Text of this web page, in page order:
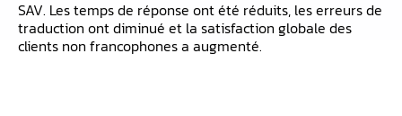
SAV. Les temps de réponse ont été réduits, les erreurs de
traduction ont diminué et la satisfaction globale des
clients non francophones a augmenté.